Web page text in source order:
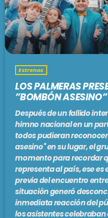
BARCELONA
MALLORCA
PODCASTS
TIENDA
EN VIVO AHORA!
Estrenos
LOS PALMERAS
”BOMBÓN ASESINO”
Después de un fallido
himno nacional en un
todos pudieran
asesino'' en su lugar, el
momento para recordar
representa al país, ese
previa del encuentro
situación generó
inmediata reacción del
los asistentes